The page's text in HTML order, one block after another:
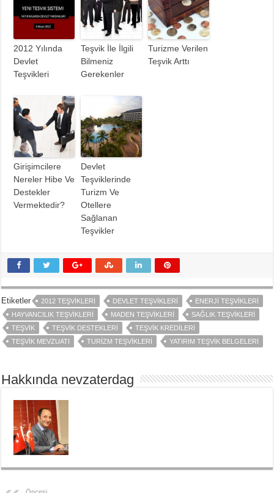
2012 Yılında
Devlet
Teşvikleri
Teşvik İle İlgili
Bilmeniz
Gerekenler
Turizme Verilen
Teşvik Arttı
Girişimcilere
Nereler Hibe Ve
Destekler
Vermektedir?
Devlet
Teşviklerinde
Turizm Ve
Otellere
Sağlanan
Teşvikler
Etiketler 2012 TEŞVIKLERI DEVLET TEŞVIKLERI
ENERJI TEŞVIKLERI
HAYVANCILIK TEŞVIKLERI
MADEN TEŞVIKLERI
SAĞLIK TEŞVIKLERI
TEŞVIK
TEŞVIK DESTEKLERI
TEŞVIK KREDILERI
TEŞVIK MEVZUATI
TURIZM TEŞVIKLERI YATIRIM TEŞVIK BELGELERI
Hakkında nevzaterdag